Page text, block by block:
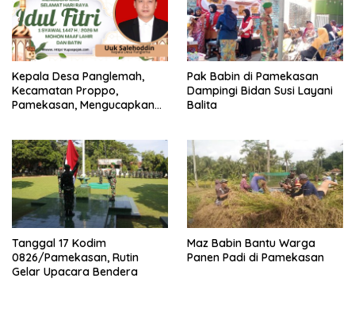
Kepala Desa Panglemah,
Kecamatan Proppo,
Pamekasan, Mengucapkan
Pak Babin di Pamekasan
Dampingi Bidan Susi Layani
Balita
Tanggal 17 Kodim
0826/Pamekasan, Rutin
Gelar Upacara Bendera
Maz Babin Bantu Warga
Panen Padi di Pamekasan